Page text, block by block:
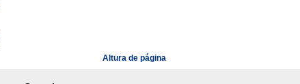
Altura de página